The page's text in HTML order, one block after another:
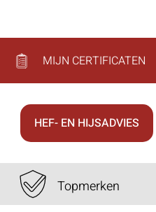
MIJN CERTIFICATEN
HEF- EN HIJSADVIES
Topmerken